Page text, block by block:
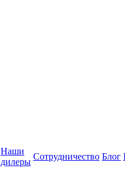
Наши
дилеры
Сотрудничество Блог